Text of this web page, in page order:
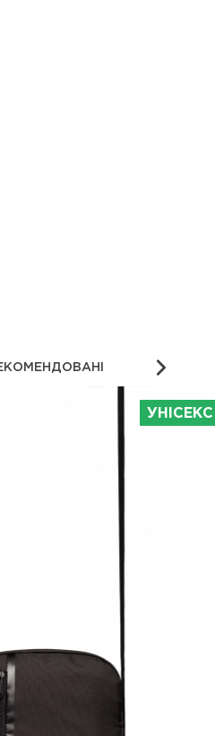
УНІСЕКС